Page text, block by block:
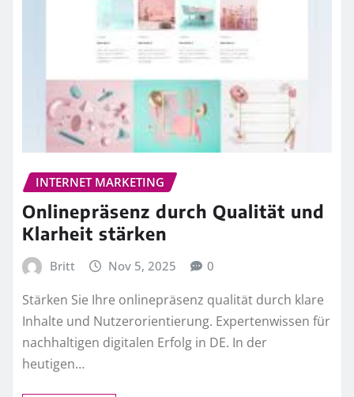
INTERNET MARKETING
Onlinepräsenz durch Qualität und
Klarheit stärken
Britt Nov 5, 2025 0
Stärken Sie Ihre onlinepräsenz qualität durch klare
Inhalte und Nutzerorientierung. Expertenwissen für
nachhaltigen digitalen Erfolg in DE. In der
heutigen…